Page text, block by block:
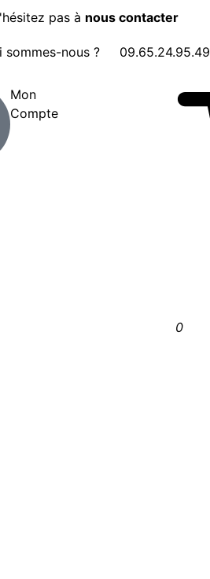
pas à nous contacter
sommes-nous ? 09.65.24.95.49
Mon
Compte
0